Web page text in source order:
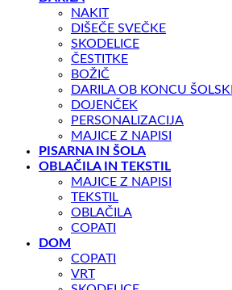
NAKIT
DIŠEČE SVEČKE
SKODELICE
ČESTITKE
BOŽIČ
DARILA OB KONCU
DOJENČEK
PERSONALIZACIJA
MAJICE Z NAPISI
PISARNA IN ŠOLA
OBLAČILA IN TEKSTIL
MAJICE Z NAPISI
TEKSTIL
OBLAČILA
COPATI
DOM
COPATI
VRT